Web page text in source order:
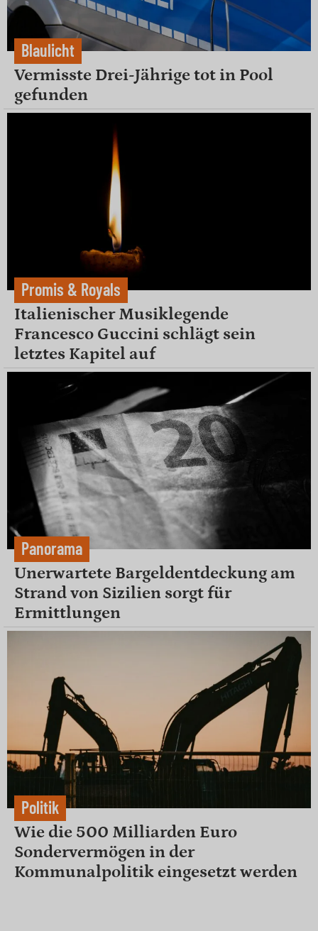
Blaulicht
Vermisste Drei-Jährige tot in Pool
gefunden
Promis & Royals
Italienischer Musiklegende
Francesco Guccini schlägt sein
letztes Kapitel auf
Panorama
Unerwartete Bargeldentdeckung am
Strand von Sizilien sorgt für
Ermittlungen
Politik
Wie die 500 Milliarden Euro
Sondervermögen in der
Kommunalpolitik eingesetzt werden